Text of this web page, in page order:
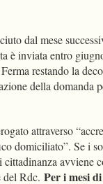
dal mese
è inviata entro
restando la
della domanda
attraverso
domiciliato”. Se i
avviene
del Rdc. Per i mesi